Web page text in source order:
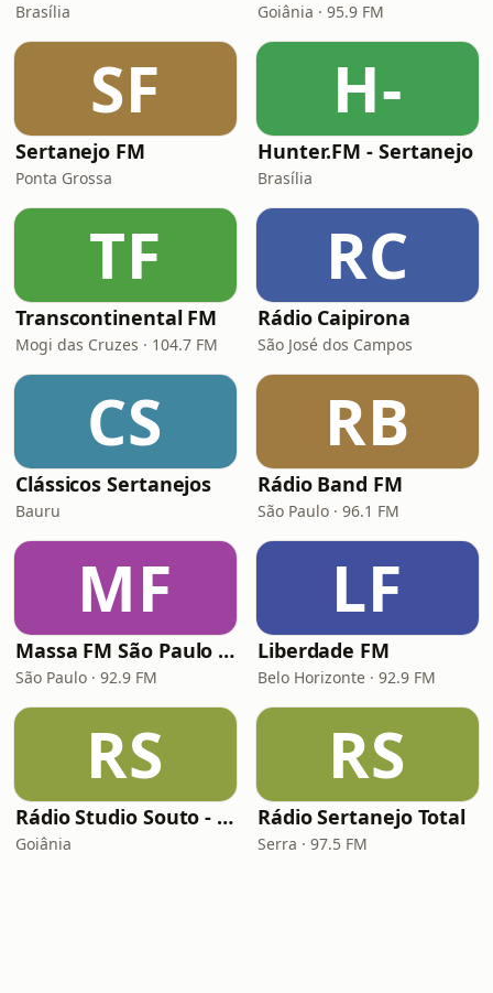
Brasília Goiânia · 95.9 FM
SF
Sertanejo FM
Ponta Grossa
H-
Hunter.FM - Sertanejo
Brasília
TF
Transcontinental FM
Mogi das Cruzes · 104.7 FM
RC
Rádio Caipirona
São José dos Campos
CS
Clássicos Sertanejos
Bauru
RB
Rádio Band FM
São Paulo · 96.1 FM
MF
Massa FM São Paulo 92.9
São Paulo · 92.9 FM
LF
Liberdade FM
Belo Horizonte · 92.9 FM
RS
Rádio Studio Souto - Sertaneja
Goiânia
RS
Rádio Sertanejo Total
Serra · 97.5 FM